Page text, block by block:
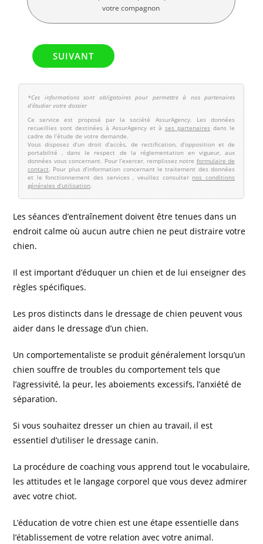
Les séances d’entraînement doivent être tenues dans un
endroit calme où aucun autre chien ne peut distraire votre
chien.
Il est important d’éduquer un chien et de lui enseigner des
règles spécifiques.
Les pros distincts dans le dressage de chien peuvent vous
aider dans le dressage d’un chien.
Un comportementaliste se produit généralement lorsqu’un
chien souffre de troubles du comportement tels que
l’agressivité, la peur, les aboiements excessifs, l’anxiété de
séparation.
Si vous souhaitez dresser un chien au travail, il est
essentiel d’utiliser le dressage canin.
La procédure de coaching vous apprend tout le vocabulaire,
les attitudes et le langage corporel que vous devez admirer
avec votre chiot.
L’éducation de votre chien est une étape essentielle dans
l’établissement de votre relation avec votre animal.